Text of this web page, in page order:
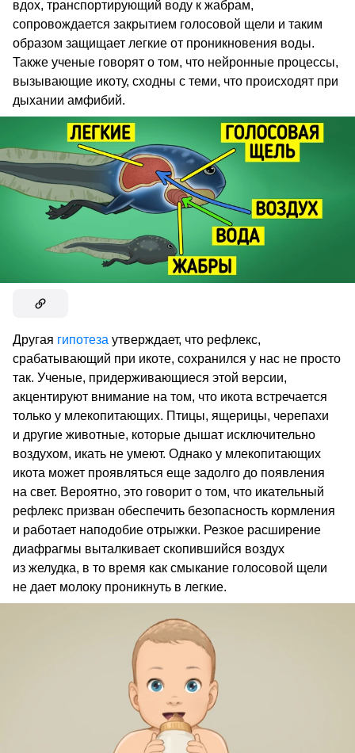
вдох, транспортирующий воду к жабрам,
сопровождается закрытием голосовой щели и таким
образом защищает легкие от проникновения воды.
Также ученые говорят о том, что нейронные процессы,
вызывающие икоту, сходны с теми, что происходят при
дыхании амфибий.
Другая гипотеза утверждает, что рефлекс,
срабатывающий при икоте, сохранился у нас не просто
так. Ученые, придерживающиеся этой версии,
акцентируют внимание на том, что икота встречается
только у млекопитающих. Птицы, ящерицы, черепахи
и другие животные, которые дышат исключительно
воздухом, икать не умеют. Однако у млекопитающих
икота может проявляться еще задолго до появления
на свет. Вероятно, это говорит о том, что икательный
рефлекс призван обеспечить безопасность кормления
и работает наподобие отрыжки. Резкое расширение
диафрагмы выталкивает скопившийся воздух
из желудка, в то время как смыкание голосовой щели
не дает молоку проникнуть в легкие.